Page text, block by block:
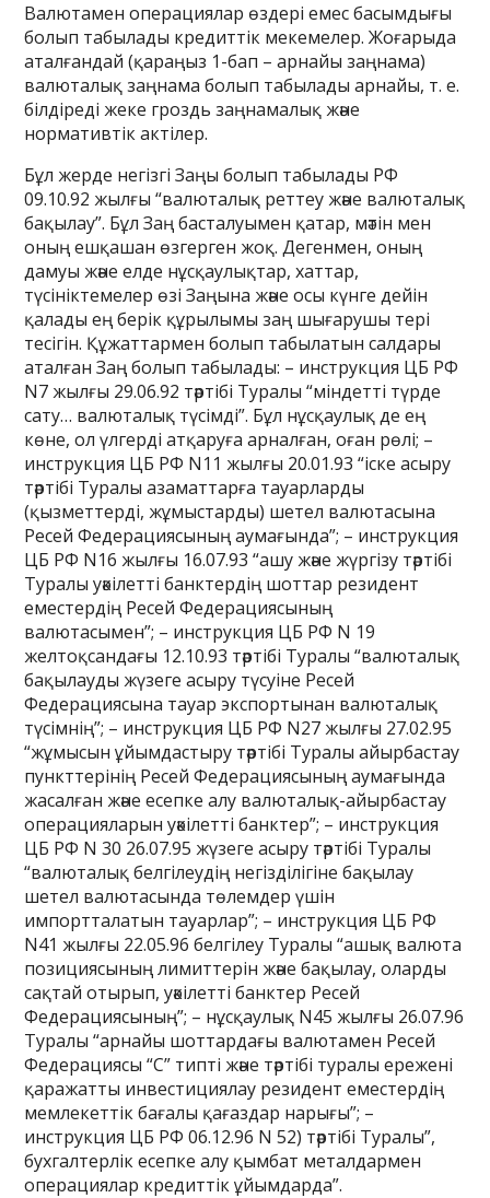
Валютамен операциялар өздері емес басымдығы
болып табылады кредиттік мекемелер. Жоғарыда
аталғандай (қараңыз 1-бап – арнайы заңнама)
валюталық заңнама болып табылады арнайы, т. е.
білдіреді жеке гроздь заңнамалық және
нормативтік актілер.
Бұл жерде негізгі Заңы болып табылады РФ
09.10.92 жылғы “валюталық реттеу және валюталық
бақылау”. Бұл Заң басталуымен қатар, мәтін мен
оның ешқашан өзгерген жоқ. Дегенмен, оның
дамуы және елде нұсқаулықтар, хаттар,
түсініктемелер өзі Заңына және осы күнге дейін
қалады ең берік құрылымы заң шығарушы тері
тесігін. Құжаттармен болып табылатын салдары
аталған Заң болып табылады: – инструкция ЦБ РФ
N7 жылғы 29.06.92 тәртібі Туралы “міндетті түрде
сату… валюталық түсімді”. Бұл нұсқаулық де ең
көне, ол үлгерді атқаруға арналған, оған рөлі; –
инструкция ЦБ РФ N11 жылғы 20.01.93 “іске асыру
тәртібі Туралы азаматтарға тауарларды
(қызметтерді, жұмыстарды) шетел валютасына
Ресей Федерациясының аумағында”; – инструкция
ЦБ РФ N16 жылғы 16.07.93 “ашу және жүргізу тәртібі
Туралы уәкілетті банктердің шоттар резидент
еместердің Ресей Федерациясының
валютасымен”; – инструкция ЦБ РФ N 19
желтоқсандағы 12.10.93 тәртібі Туралы “валюталық
бақылауды жүзеге асыру түсуіне Ресей
Федерациясына тауар экспортынан валюталық
түсімнің”; – инструкция ЦБ РФ N27 жылғы 27.02.95
“жұмысын ұйымдастыру тәртібі Туралы айырбастау
пункттерінің Ресей Федерациясының аумағында
жасалған және есепке алу валюталық-айырбастау
операцияларын уәкілетті банктер”; – инструкция
ЦБ РФ N 30 26.07.95 жүзеге асыру тәртібі Туралы
“валюталық белгілеудің негізділігіне бақылау
шетел валютасында төлемдер үшін
импортталатын тауарлар”; – инструкция ЦБ РФ
N41 жылғы 22.05.96 белгілеу Туралы “ашық валюта
позициясының лимиттерін және бақылау, оларды
сақтай отырып, уәкілетті банктер Ресей
Федерациясының”; – нұсқаулық N45 жылғы 26.07.96
Туралы “арнайы шоттардағы валютамен Ресей
Федерациясы “С” типті және тәртібі туралы ережені
қаражатты инвестициялау резидент еместердің
мемлекеттік бағалы қағаздар нарығы”; –
инструкция ЦБ РФ 06.12.96 N 52) тәртібі Туралы”,
бухгалтерлік есепке алу қымбат металдармен
операциялар кредиттік ұйымдарда”.